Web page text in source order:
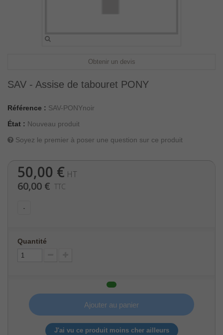
Obtenir un devis
SAV - Assise de tabouret PONY
Référence : SAV-PONYnoir
État : Nouveau produit
Soyez le premier à poser une question sur ce produit
50,00 € HT
60,00 € TTC
-
Quantité
Ajouter au panier
J'ai vu ce produit moins cher ailleurs